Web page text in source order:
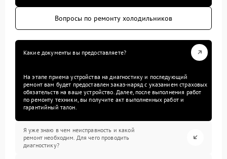
Вопросы по ремонту холодильников
Какие документы вы предоставляете?
На этапе приема устройства на диагностику и последующий
ремонт вам будет предоставлен заказ-наряд с указанием страховых
обязательств на ваше устройство. Далее, после выполнения работ
по ремонту техники, вы получите акт выполненных работ и
гарантийный талон.
Я уже знаю в чем неисправность и какой
ремонт необходим. Для чего проводить
диагностику?